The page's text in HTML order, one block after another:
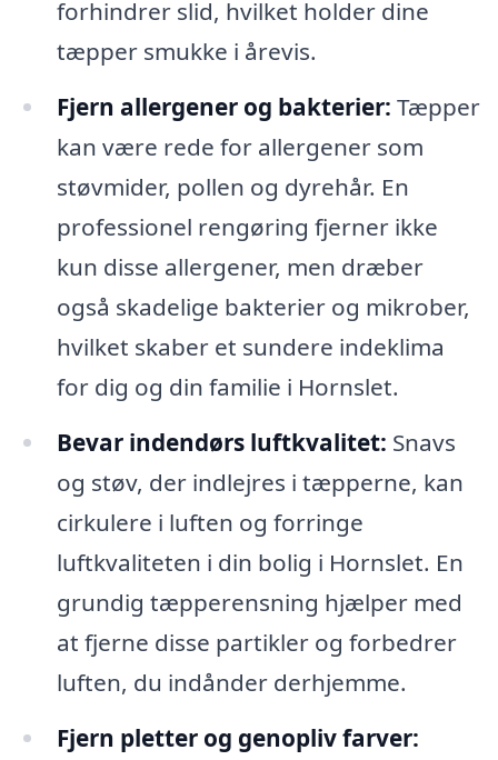
forhindrer slid, hvilket holder dine
tæpper smukke i årevis.
Fjern allergener og bakterier: Tæpper
kan være rede for allergener som
støvmider, pollen og dyrehår. En
professionel rengøring fjerner ikke
kun disse allergener, men dræber
også skadelige bakterier og mikrober,
hvilket skaber et sundere indeklima
for dig og din familie i Hornslet.
Bevar indendørs luftkvalitet: Snavs
og støv, der indlejres i tæpperne, kan
cirkulere i luften og forringe
luftkvaliteten i din bolig i Hornslet. En
grundig tæpperensning hjælper med
at fjerne disse partikler og forbedrer
luften, du indånder derhjemme.
Fjern pletter og genopliv farver: